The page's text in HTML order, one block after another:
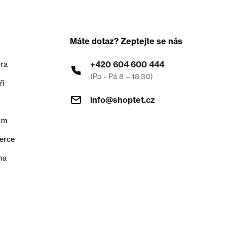
Máte dotaz? Zeptejte se nás
+420 604 600 444
(Po - Pá 8 – 18:30)
info@shoptet.cz